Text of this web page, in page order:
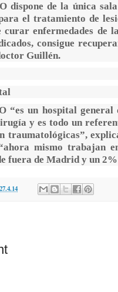
dispone de la única
el tratamiento de
curar enfermedades de
consigue
Guillén.
“es un hospital general
y es todo un
traumatológicas”,
mismo trabajan
fuera de Madrid y un
27.4.14